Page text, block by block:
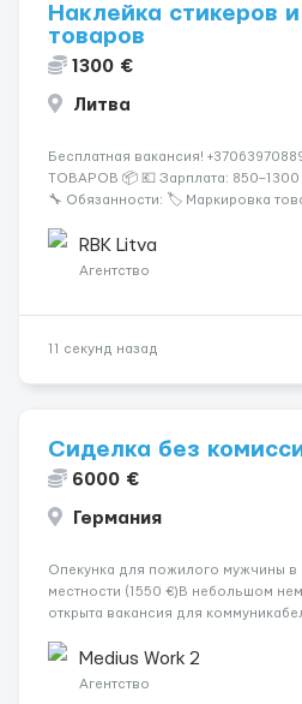
Наклейка стикеров
товаров
1300 €
Литва
Бесплатная вакансия!
ТОВАРОВ 📦 💶 Зарплата:
🔧 Обязанности: 🏷️ Маркировка
косметика и др. 👨‍🏫 Всему обучаем
RBK Litva
Агентство
11 секунд назад
Сиделка без
6000 €
Германия
Опекунка для пожилого мужчины в
местности (1550 €)В небольшом
открыта вакансия для
доброжелательным характером,
ценит порядок, понятную рутину и ...
Medius Work 2
Агентство